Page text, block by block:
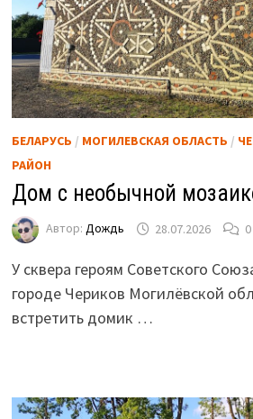
БЕЛАРУСЬ / МОГИЛЕВСКАЯ ОБЛАСТЬ /
РАЙОН
Дом с необычной
Автор: Дождь 28.07.2026 0
У сквера героям Советского
городе Чериков Могилёвской
встретить домик …